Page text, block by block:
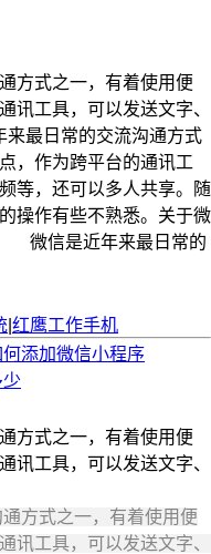
方式之一，有着使用便
讯工具，可以发送文字、
最日常的交流沟通方式
，作为跨平台的通讯工
等，还可以多人共享。随
操作有些不熟悉。关于微
微信是近年来最日常的
红鹰工作手机
添加微信小程序
方式之一，有着使用便
讯工具，可以发送文字、
方式之一，有着使用便
讯工具，可以发送文字、